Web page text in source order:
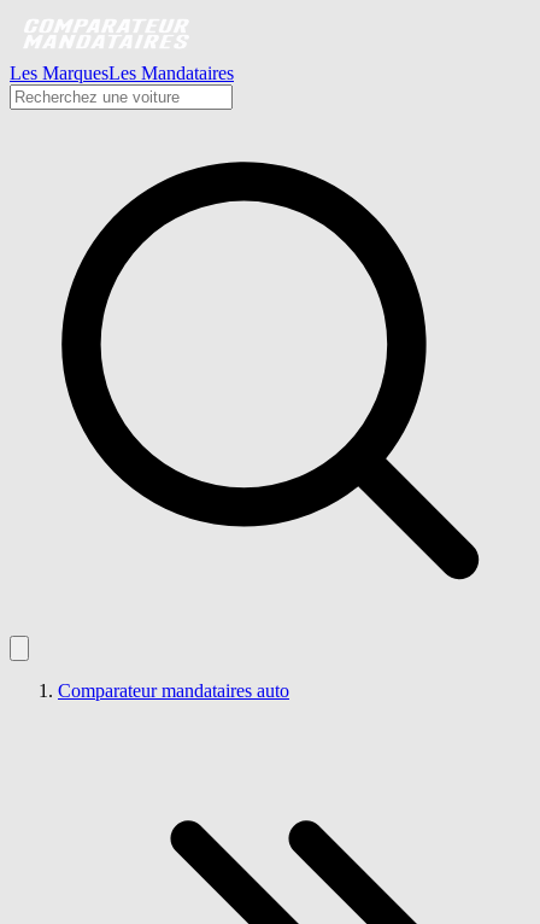
Les MarquesLes Mandataires
Comparateur mandataires auto